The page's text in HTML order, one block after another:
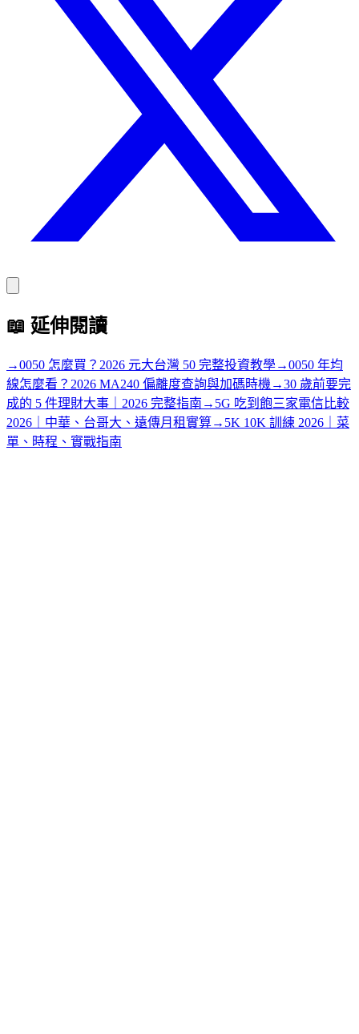
📖 延伸閱讀
→0050 怎麼買？2026 元大台灣 50 完整投資教學→0050 年均
線怎麼看？2026 MA240 偏離度查詢與加碼時機 →30 歲前要完
成的 5 件理財大事｜2026 完整指南 → 5G 吃到飽三家電信比較
2026｜中華、台哥大、遠傳月租實算→ 5K 10K 訓練 2026｜菜
單、時程、實戰指南